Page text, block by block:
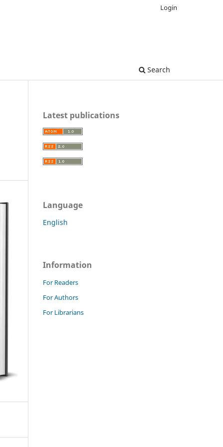
Search
Login
Latest publications
Language
English
Information
For Readers
For Authors
For Librarians